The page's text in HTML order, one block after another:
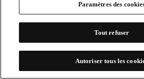
Paramètres des
Tout refuser
Autoriser tous les